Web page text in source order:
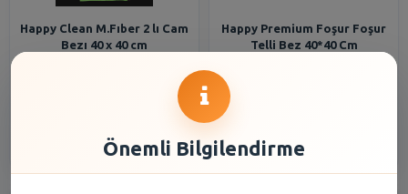
Happy Clean M.Fıber 2 lı Cam
Bezı 40 x 40 cm
Happy Premium Foşur Foşur
Telli Bez 40*40 Cm
Önemli Bilgilendirme